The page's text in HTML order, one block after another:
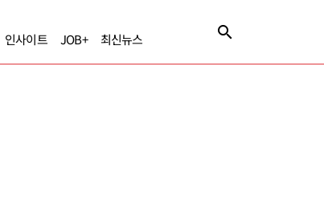
인사이트 JOB+ 최신뉴스